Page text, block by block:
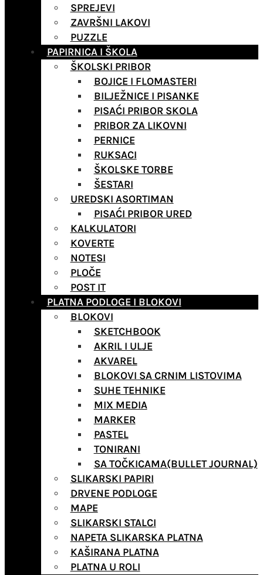
SPREJEVI
ZAVRŠNI LAKOVI
PUZZLE
PAPIRNICA I ŠKOLA
ŠKOLSKI PRIBOR
BOJICE I FLOMASTERI
BILJEŽNICE I PISANKE
PISAĆI PRIBOR SKOLA
PRIBOR ZA LIKOVNI
PERNICE
RUKSACI
ŠKOLSKE TORBE
ŠESTARI
UREDSKI ASORTIMAN
PISAĆI PRIBOR URED
KALKULATORI
KOVERTE
NOTESI
PLOČE
POST IT
PLATNA PODLOGE I BLOKOVI
BLOKOVI
SKETCHBOOK
AKRIL I ULJE
AKVAREL
BLOKOVI SA CRNIM LISTOVIMA
SUHE TEHNIKE
MIX MEDIA
MARKER
PASTEL
TONIRANI
SA TOČKICAMA(BULLET JOURNAL)
SLIKARSKI PAPIRI
DRVENE PODLOGE
MAPE
SLIKARSKI STALCI
NAPETA SLIKARSKA PLATNA
KAŠIRANA PLATNA
PLATNA U ROLI